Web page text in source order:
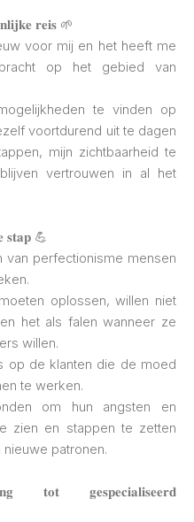
𝐫𝐞𝐢𝐬 🌱
voor mij en het heeft me
op het gebied van
te vinden op
voortdurend uit te dagen
mijn zichtbaarheid te
vertrouwen in al het
𝐬𝐭𝐚𝐩 💪
van perfectionisme mensen
oplossen, willen niet
het als falen wanneer ze
willen.
op de klanten die de moed
te werken.
om hun angsten en
zien en stappen te zetten
patronen.
𝐭𝐨𝐭 𝐠𝐞𝐬𝐩𝐞𝐜𝐢𝐚𝐥𝐢𝐬𝐞𝐞𝐫𝐝